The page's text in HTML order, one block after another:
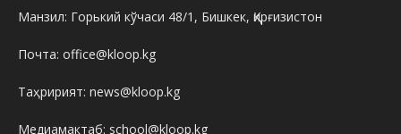
Манзил: Горький кўчаси 48/1, Бишкек, Қирғизистон
Почта: office@kloop.kg
Таҳририят: news@kloop.kg
Медиамактаб: school@kloop.kg